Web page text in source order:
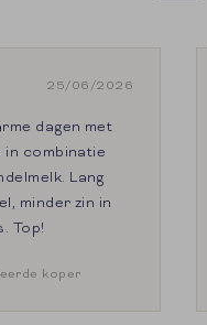
25/06/2026
dagen met
combinatie
Lang
minder zin in
Top!
koper